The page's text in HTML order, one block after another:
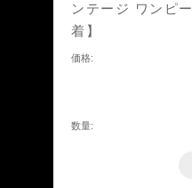
ンテージ ワンピ
着】
価格:
数量: